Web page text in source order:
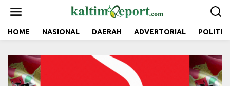
t
HOME NASIONAL DAERAH ADVERTORIAL POLITIK